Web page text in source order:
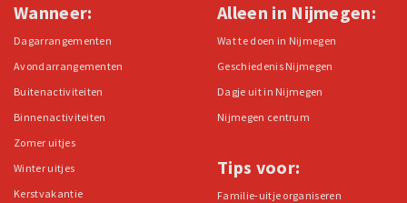
Wanneer:
Dagarrangementen
Avondarrangementen
Buitenactiviteiten
Binnenactiviteiten
Zomer uitjes
Winter uitjes
Kerstvakantie
Alleen in Nijmegen:
Wat te doen in Nijmegen
Geschiedenis Nijmegen
Dagje uit in Nijmegen
Nijmegen centrum
Tips voor:
Familie-uitje organiseren